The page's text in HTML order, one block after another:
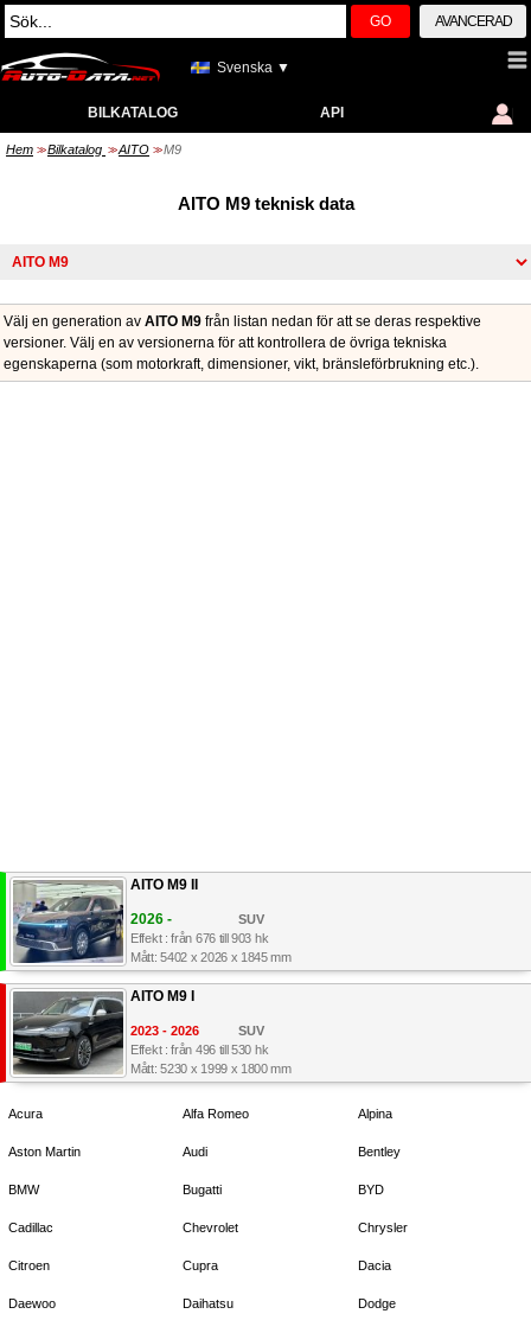
GO AVANCERAD
Svenska ▼
BILKATALOG API
Hem >> Bilkatalog >> AITO >> M9
AITO M9 teknisk data
Välj en generation av AITO M9 från listan nedan för att se deras respektive
versioner. Välj en av versionerna för att kontrollera de övriga tekniska
egenskaperna (som motorkraft, dimensioner, vikt, bränsleförbrukning etc.).
AITO M9 II
2026 -
SUV
Effekt : från 676 till 903 hk
Mått: 5402 x 2026 x 1845 mm
AITO M9 I
2023 - 2026
SUV
Effekt : från 496 till 530 hk
Mått: 5230 x 1999 x 1800 mm
Acura Alfa Romeo Alpina
Aston Martin Audi Bentley
BMW Bugatti BYD
Cadillac Chevrolet Chrysler
Citroen Cupra Dacia
Daewoo Daihatsu Dodge